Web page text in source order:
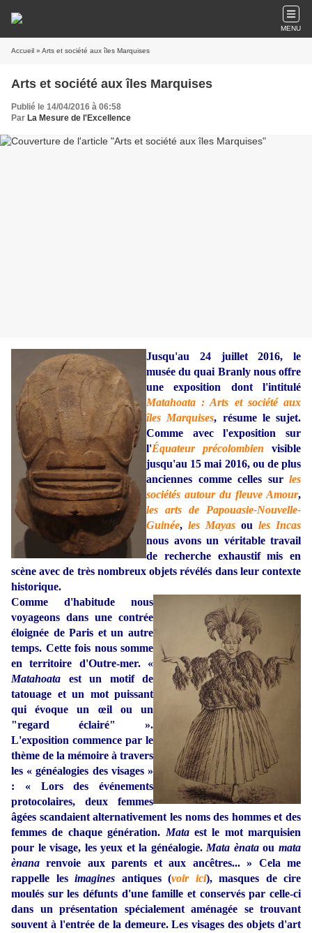
MENU
Accueil » Arts et société aux îles Marquises
Arts et société aux îles Marquises
Publié le 14/04/2016 à 06:58
Par La Mesure de l'Excellence
Jusqu'au 24 juillet 2016, le
musée du quai Branly nous offre
une exposition dont l'intitulé
Matahoata : Arts et société aux
îles Marquises, résume le sujet.
Comme avec l'exposition sur
l'Équateur précolombien visible
jusqu'au 15 mai 2016, ou de plus
anciennes comme celles sur les
sociétés autour du fleuve Amour,
les arts de Papouasie-Nouvelle-
Guinée, les Mayas ou les Incas
nous avons un véritable travail
de recherche exhaustif mis en
scène avec de très nombreux objets révélés dans leur contexte
historique.
Comme d'habitude nous
voyageons dans une contrée
éloignée de Paris et un autre
temps. Cette fois nous somme
en territoire d'Outre-mer. «
Matahoata est un motif de
tatouage et un mot puissant
qui évoque un œil ou un
"regard éclairé" ».
L'exposition commence par le
thème de la mémoire à travers
les « généalogies des visages »
: « Lors des événements
protocolaires, deux femmes
âgées scandaient alternativement les noms des hommes et des
femmes de chaque génération. Mataest le mot marquisien
pour le visage, les yeux et la généalogie. Mata ènataoumata
ènana renvoie aux parents et aux ancêtres... » Cela me
rappelle les imagines antiques (voir ici), masques de cire
moulés sur les défunts d'une famille et conservés par celle-ci
dans un présentation spécialement aménagée se trouvant
souvent à l'entrée de la demeure. Les visages des objets d'art